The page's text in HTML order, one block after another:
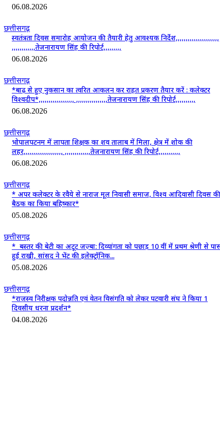
06.08.2026
छत्तीसगढ़
स्वतंत्रता दिवस समारोह आयोजन की तैयारी हेतु आवश्यक निर्देश,,,,,,,,,,,,,,,,,,,,,,
,,,,,,,,,,,,तेजनारायण सिंह की रिपोर्ट,,,,,,,,,
06.08.2026
छत्तीसगढ़
*बाढ़ से हुए नुकसान का त्वरित आकलन कर राहत प्रकरण तैयार करें : कलेक्टर
विश्वदीप*,,,,,,,,,,,,,,,,,, ,,,,,,,,,,,,,,,,तेजनारायण सिंह की रिपोर्ट,,,,,,,,,,
06.08.2026
छत्तीसगढ़
भोपालपटनम में लापता शिक्षक का शव तालाब में मिला, क्षेत्र में शोक की
लहर,,,,,,,,,,,,,,,,,,,, ,,,,,,,,,,,,,तेजनारायण सिंह की रिपोर्ट,,,,,,,,,,,
06.08.2026
छत्तीसगढ़
* अपर कलेक्टर के रवैये से नाराज मूल निवासी समाज, विश्व आदिवासी दिवस की
बैठक का किया बहिष्कार*
05.08.2026
छत्तीसगढ़
* बस्तर की बेटी का अटूट जज़्बा: दिव्यांगता को पछाड़ 10 वीं में प्रथम श्रेणी से
हुई राखी, सांसद ने भेंट की इलेक्ट्रॉनिक...
05.08.2026
छत्तीसगढ़
*राजस्व निरीक्षक पदोन्नति एवं वेतन विसंगति को लेकर पटवारी संघ ने किया 1
दिवसीय धरना प्रदर्शन*
04.08.2026